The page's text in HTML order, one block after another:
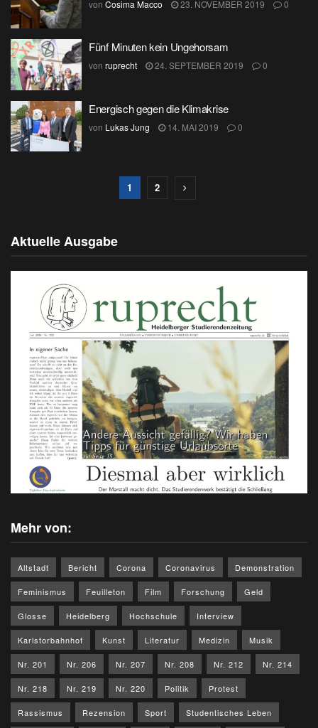
von Cosima Macco 23. NOVEMBER 2019 0
Fünf Minuten kein Ungehorsam
von ruprecht 24. SEPTEMBER 2019 0
Energisch gegen die Klimakrise
von Lukas Jung 14. MAI 2019 0
1 2
Aktuelle Ausgabe
Mehr von:
Altstadt Bericht Corona Coronavirus Demonstration
Feminismus Feuilleton Film Forschung Geld
Glosse Heidelberg Hochschule Interview
Karlstorbahnhof Kunst Literatur Medizin Musik
Nr. 201 Nr. 206 Nr. 207 Nr. 208 Nr. 212 Nr. 214
Nr. 218 Nr. 219 Nr. 220 Politik Protest
Rassismus Rezension Sport Studentisches Leben